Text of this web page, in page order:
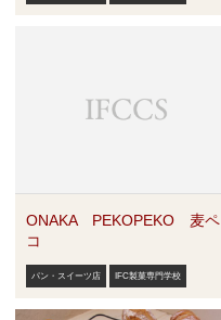
ONAKA PEKOPEKO 麦ペ
コ
パン・スイーツ店 IFC製菓専門学校